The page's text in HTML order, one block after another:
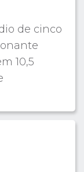
de cinco
10,5